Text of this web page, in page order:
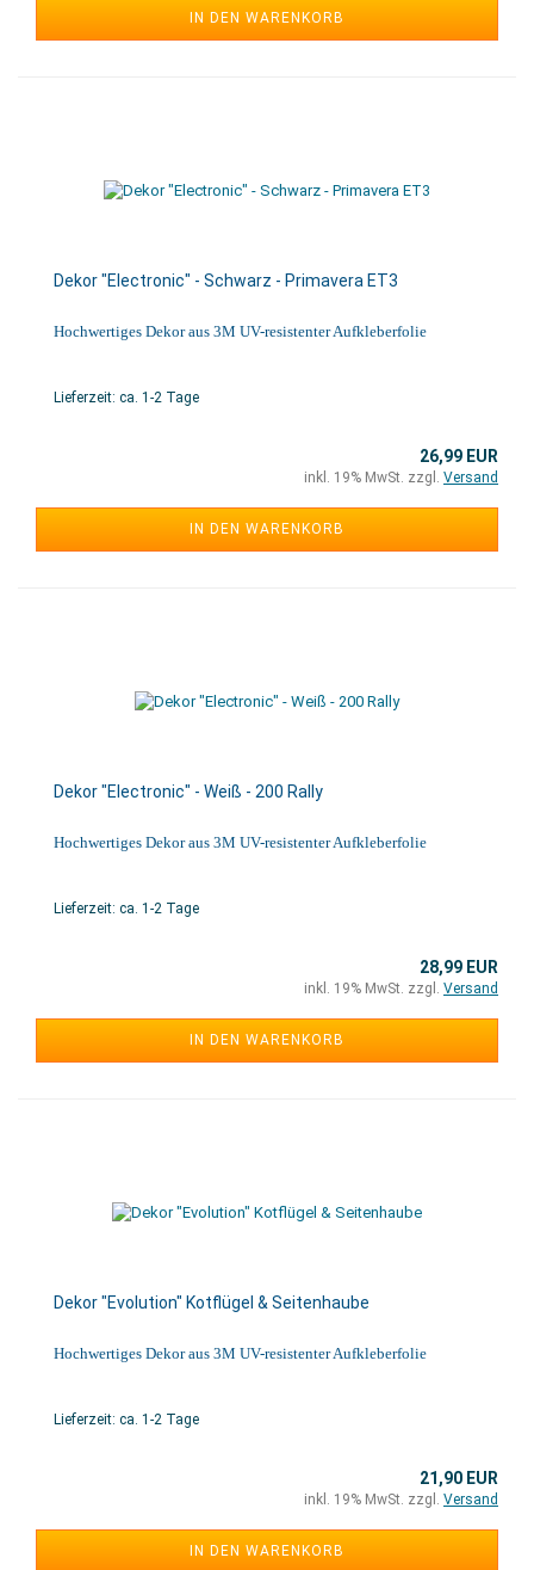
IN DEN WARENKORB
Dekor "Electronic" - Schwarz - Primavera ET3
Hochwertiges Dekor aus 3M UV-resistenter Aufkleberfolie
Lieferzeit: ca. 1-2 Tage
26,99 EUR
inkl. 19% MwSt. zzgl. Versand
IN DEN WARENKORB
Dekor "Electronic" - Weiß - 200 Rally
Hochwertiges Dekor aus 3M UV-resistenter Aufkleberfolie
Lieferzeit: ca. 1-2 Tage
28,99 EUR
inkl. 19% MwSt. zzgl. Versand
IN DEN WARENKORB
Dekor "Evolution" Kotflügel & Seitenhaube
Hochwertiges Dekor aus 3M UV-resistenter Aufkleberfolie
Lieferzeit: ca. 1-2 Tage
21,90 EUR
inkl. 19% MwSt. zzgl. Versand
IN DEN WARENKORB